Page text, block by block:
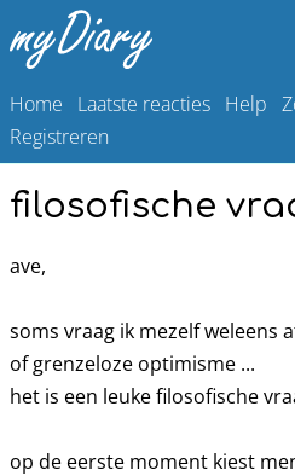
Home Laatste reacties Help
Registreren
filosofische
ave,
soms vraag ik mezelf weleens
of grenzeloze optimisme ...
het is een leuke filosofische
op de eerste moment kiest